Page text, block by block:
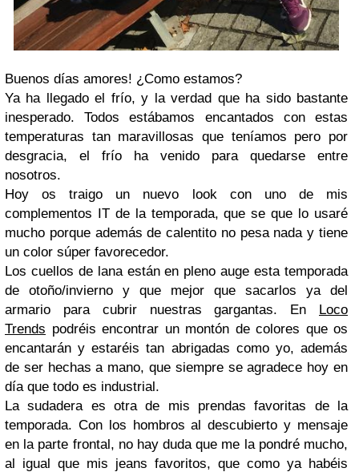
Buenos días amores! ¿Como estamos?
Ya ha llegado el frío, y la verdad que ha sido bastante
inesperado. Todos estábamos encantados con estas
temperaturas tan maravillosas que teníamos pero por
desgracia, el frío ha venido para quedarse entre
nosotros.
Hoy os traigo un nuevo look con uno de mis
complementos IT de la temporada, que se que lo usaré
mucho porque además de calentito no pesa nada y tiene
un color súper favorecedor.
Los cuellos de lana están en pleno auge esta temporada
de otoño/invierno y que mejor que sacarlos ya del
armario para cubrir nuestras gargantas. En Loco
Trends podréis encontrar un montón de colores que os
encantarán y estaréis tan abrigadas como yo, además
de ser hechas a mano, que siempre se agradece hoy en
día que todo es industrial.
La sudadera es otra de mis prendas favoritas de la
temporada. Con los hombros al descubierto y mensaje
en la parte frontal, no hay duda que me la pondré mucho,
al igual que mis jeans favoritos, que como ya habéis